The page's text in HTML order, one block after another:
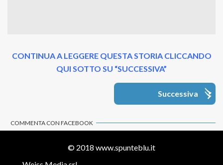
CONTINUA A LEGGERE QUESTA STORIA CLICCANDO
QUI SOTTO SU “SUCCESSIVA”
Successiva
COMMENTA CON FACEBOOK
© 2018 www.spunteblu.it